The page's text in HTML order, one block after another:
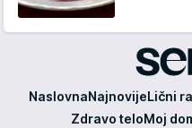
Sensa
NaslovnaNajnovijeLični
Zdravo teloMoj